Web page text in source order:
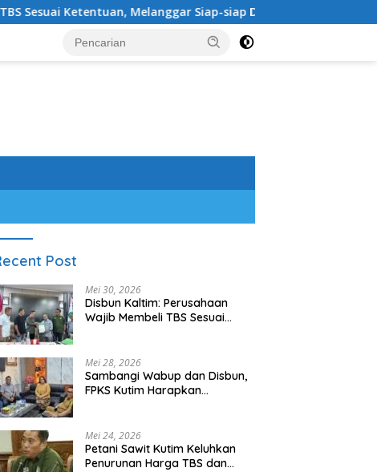
Melanggar Siap-siap Dikenai Sanksi
Post
Mei 30, 2026
Disbun Kaltim: Perusahaan
Wajib Membeli TBS Sesuai
Mei 28, 2026
Sambangi Wabup dan Disbun,
FPKS Kutim Harapkan
Mei 24, 2026
Petani Sawit Kutim Keluhkan
Penurunan Harga TBS dan